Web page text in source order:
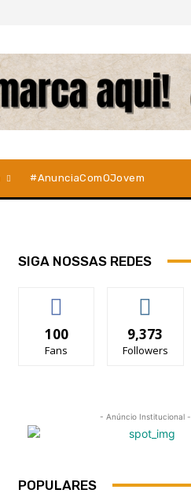
#AnunciaComOJovem
SIGA NOSSAS REDES
100
Fans
9,373
Followers
- Anúncio Institucional -
POPULARES